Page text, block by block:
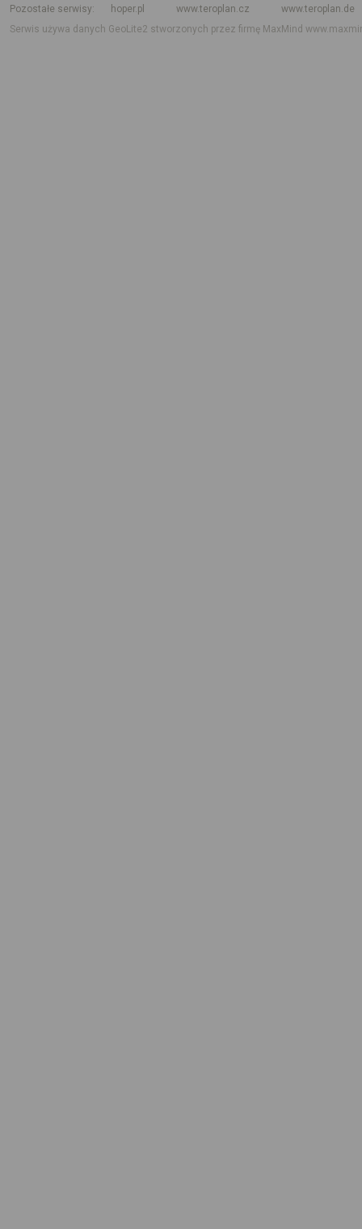
Pozostałe serwisy
hoper.pl www.teroplan.cz
www.teroplan.de
Serwis używa danych GeoLite2 stworzonych przez firmę MaxMind